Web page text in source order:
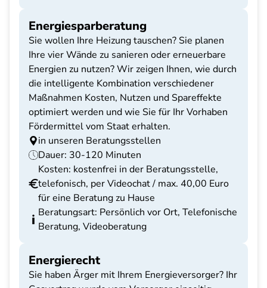
Energiesparberatung
Sie wollen Ihre Heizung tauschen? Sie planen
Ihre vier Wände zu sanieren oder erneuerbare
Energien zu nutzen? Wir zeigen Ihnen, wie durch
die intelligente Kombination verschiedener
Maßnahmen Kosten, Nutzen und Spareffekte
optimiert werden und wie Sie für Ihr Vorhaben
Fördermittel vom Staat erhalten.
in unseren Beratungsstellen
Dauer: 30-120 Minuten
Kosten: kostenfrei in der Beratungsstelle,
telefonisch, per Videochat / max. 40,00 Euro
für eine Beratung zu Hause
Beratungsart: Persönlich vor Ort, Telefonische
Beratung, Videoberatung
Energierecht
Sie haben Ärger mit Ihrem Energieversorger? Ihr